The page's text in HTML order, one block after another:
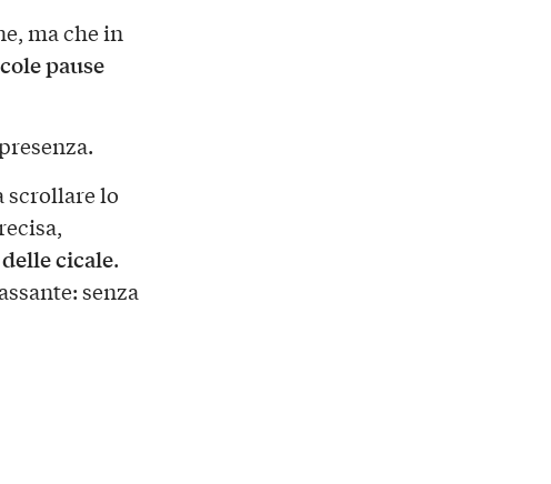
ma che in
pause
scrollare lo
cicale.
senza